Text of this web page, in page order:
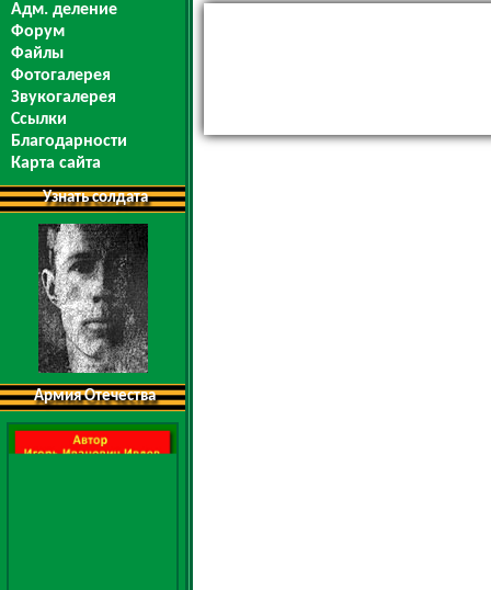
Адм. деление
Форум
Файлы
Фотогалерея
Звукогалерея
Ссылки
Благодарности
Карта сайта
Узнать солдата
Армия Отечества